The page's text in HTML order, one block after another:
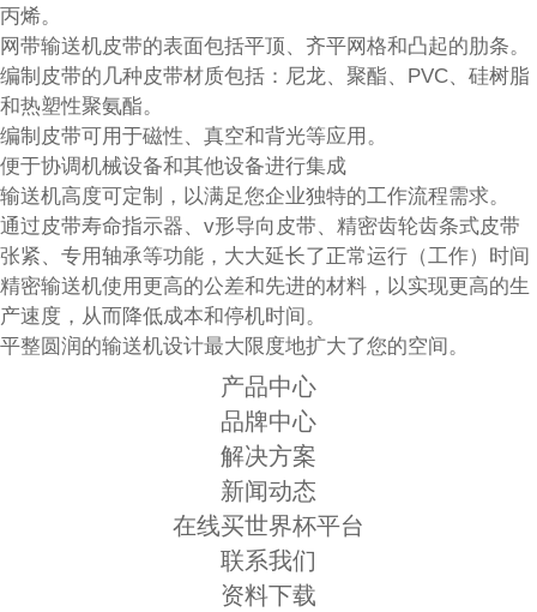
丙烯。
网带输送机皮带的表面包括平顶、齐平网格和凸起的肋条。
编制皮带的几种皮带材质包括：尼龙、聚酯、PVC、硅树脂
和热塑性聚氨酯。
编制皮带可用于磁性、真空和背光等应用。
便于协调机械设备和其他设备进行集成
输送机高度可定制，以满足您企业独特的工作流程需求。
通过皮带寿命指示器、v形导向皮带、精密齿轮齿条式皮带
张紧、专用轴承等功能，大大延长了正常运行（工作）时间
精密输送机使用更高的公差和先进的材料，以实现更高的生
产速度，从而降低成本和停机时间。
平整圆润的输送机设计最大限度地扩大了您的空间。
产品中心
品牌中心
解决方案
新闻动态
在线买世界杯平台
联系我们
资料下载